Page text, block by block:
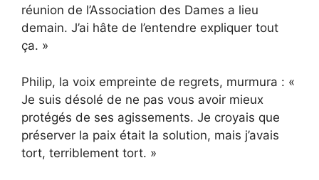
réunion de l’Association des Dames a lieu
demain. J’ai hâte de l’entendre expliquer tout
ça. »
Philip, la voix empreinte de regrets, murmura : «
Je suis désolé de ne pas vous avoir mieux
protégés de ses agissements. Je croyais que
préserver la paix était la solution, mais j’avais
tort, terriblement tort. »